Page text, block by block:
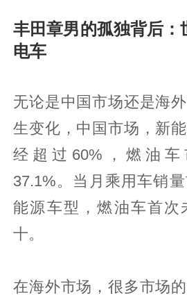
丰田章男的孤独背后：
电车
无论是中国市场还是海
生变化，中国市场，新
经超过60%，燃油
37.1%。当月乘用车销
能源车型，燃油车首次
十。
在海外市场，很多市场